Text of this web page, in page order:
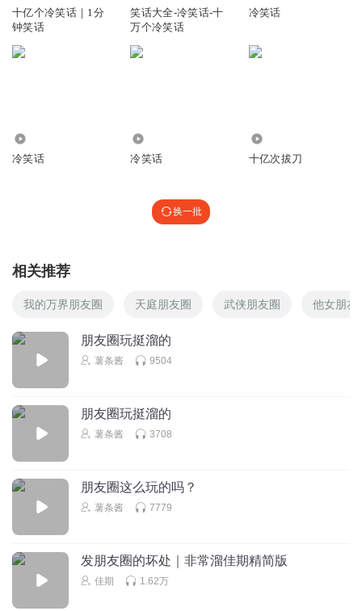
十亿个冷笑话｜1分
钟笑话
笑话大全-冷笑话-十
万个冷笑话
冷笑话
冷笑话 冷笑话 十亿次拔刀
换一批
相关推荐
我的万界朋友圈 天庭朋友圈 武侠朋友圈 他女朋友
朋友圈玩挺溜的
薯条酱 9504
朋友圈玩挺溜的
薯条酱 3708
朋友圈这么玩的吗？
薯条酱 7779
发朋友圈的坏处｜非常溜佳期精简版
佳期 1.62万